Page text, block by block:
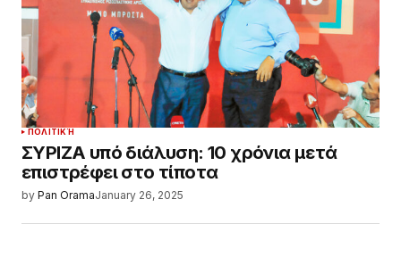
ΠΟΛΙΤΙΚΉ
ΣΥΡΙΖΑ υπό διάλυση: 10 χρόνια μετά
επιστρέφει στο τίποτα
by Pan OramaJanuary 26, 2025